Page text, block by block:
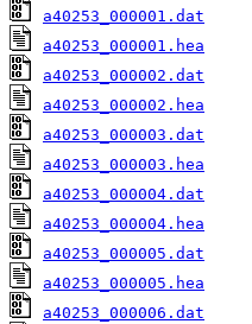
a40253_000001.dat
a40253_000001.hea
a40253_000002.dat
a40253_000002.hea
a40253_000003.dat
a40253_000003.hea
a40253_000004.dat
a40253_000004.hea
a40253_000005.dat
a40253_000005.hea
a40253_000006.dat